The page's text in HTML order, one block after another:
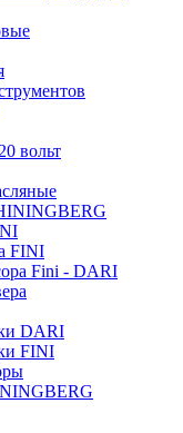
вольт
FINI
Fini - DARI
DARI
FINI